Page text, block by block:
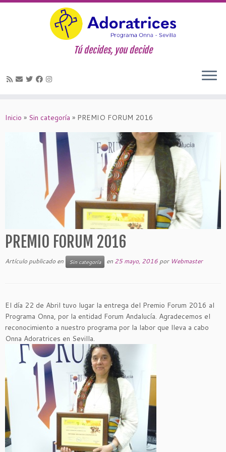
Tú decides, you decide
Inicio » Sin categoría » PREMIO FORUM 2016
PREMIO FORUM 2016
Artículo publicado en Sin categoría en 25 mayo, 2016 por Webmaster
El día 22 de Abril tuvo lugar la entrega del Premio Forum 2016 al
Programa Onna, por la entidad Forum Andalucía. Agradecemos el
reconocimiento a nuestro programa por la labor que lleva a cabo
Onna Adoratrices en Sevilla.